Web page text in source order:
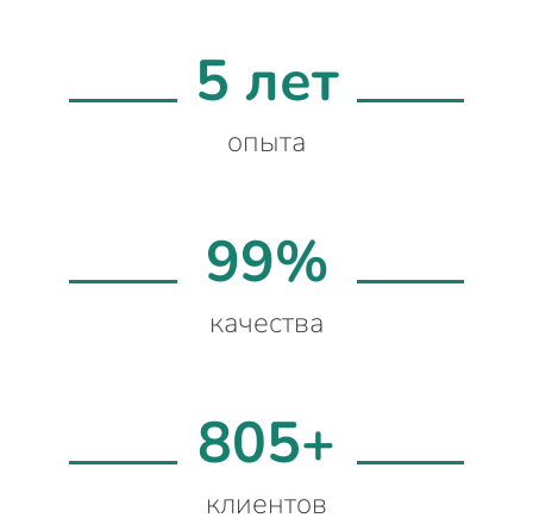
5 лет
опыта
99%
качества
805+
клиентов